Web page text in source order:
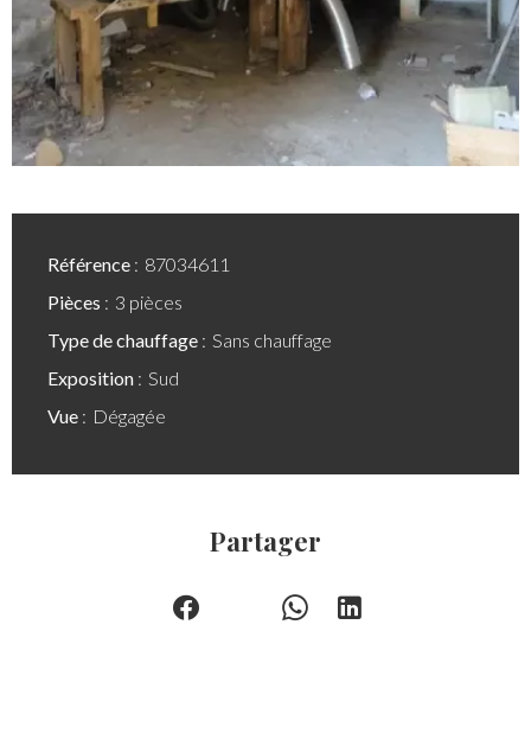
Référence
87034611
Pièces
3 pièces
Type de chauffage
Sans chauffage
Exposition
Sud
Vue
Dégagée
Partager